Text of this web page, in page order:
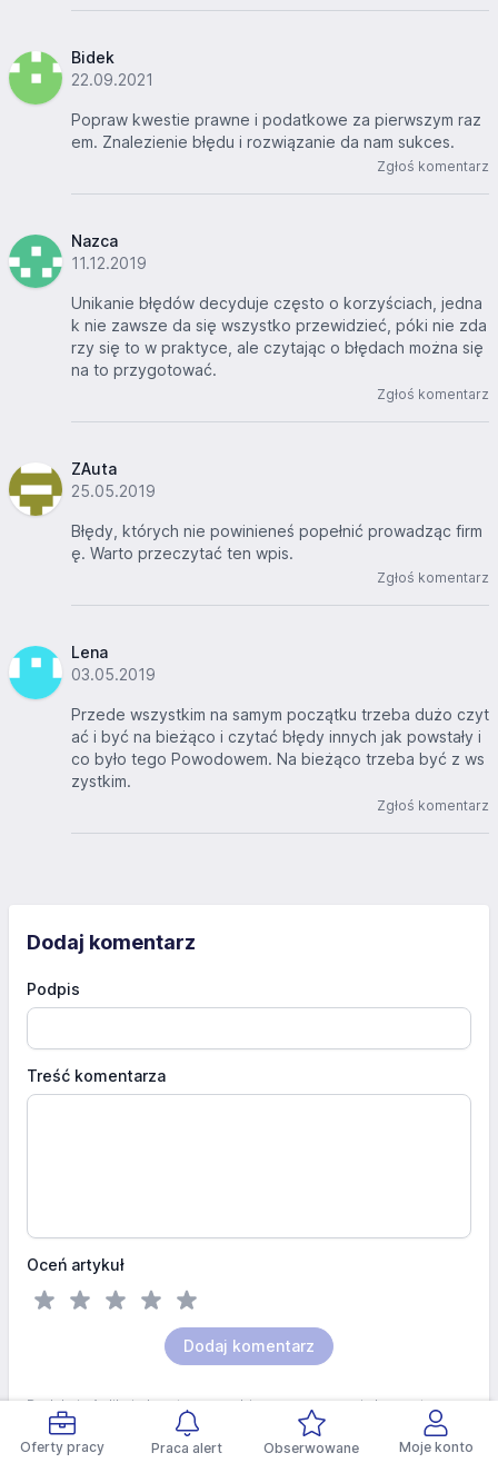
Oferty pracy Praca alert Obserwowane Moje konto
Bidek
22.09.2021
Popraw kwestie prawne i podatkowe za pierwszym raz
em. Znalezienie błędu i rozwiązanie da nam sukces.
Zgłoś komentarz
Nazca
11.12.2019
Unikanie błędów decyduje często o korzyściach, jedna
k nie zawsze da się wszystko przewidzieć, póki nie zda
rzy się to w praktyce, ale czytając o błędach można się
na to przygotować.
Zgłoś komentarz
ZAuta
25.05.2019
Błędy, których nie powinieneś popełnić prowadząc firm
ę. Warto przeczytać ten wpis.
Zgłoś komentarz
Lena
03.05.2019
Przede wszystkim na samym początku trzeba dużo czyt
ać i być na bieżąco i czytać błędy innych jak powstały i
co było tego Powodowem. Na bieżąco trzeba być z ws
zystkim.
Zgłoś komentarz
Dodaj komentarz
Podpis
Treść komentarza
Oceń artykuł
Dodaj komentarz
Redakcja Aplikuj.pl zastrzega sobie prawo usuwania komentarzy
obraźliwych dla innych osób lub zawierających wulgarne słowa,
adresy www oraz adesy e-mail i numery telefonów.